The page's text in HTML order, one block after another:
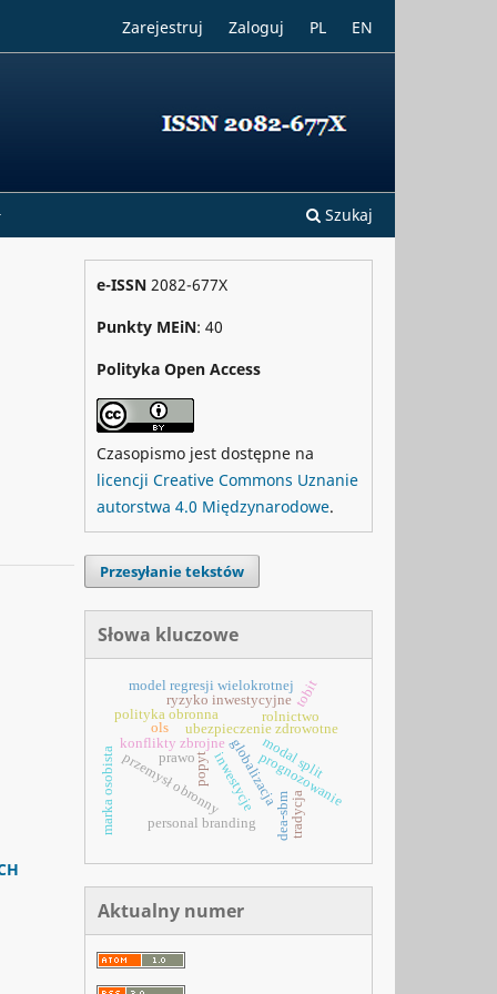
Szukaj
Zarejestruj Zaloguj PL EN
e-ISSN 2082-677X
Punkty MEiN: 40
Polityka Open Access
Czasopismo jest dostępne na
licencji Creative Commons Uznanie
autorstwa 4.0 Międzynarodowe.
Przesyłanie tekstów
Słowa kluczowe
ubezpieczenie zdrowotne
konflikty zbrojne globalizacja
przemysł obronny
polityka obronna
popyt prognozowanie
inwestycje
ryzyko inwestycyjne
model regresji wielokrotnej
modal split
rolnictwo
personal branding
marka osobista
tobit
ols
dea-sbmtradycja
prawo
Aktualny numer